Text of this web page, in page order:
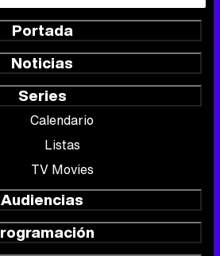
Calendario
Listas
TV Movies
Audiencias
Programación
Vídeos
Fotos
Programas
Eurovisión 2026